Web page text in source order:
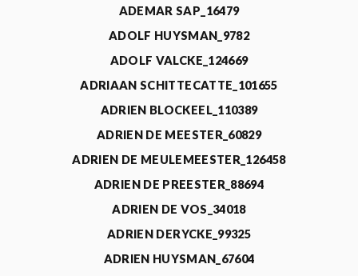
ADEMAR SAP_16479
ADOLF HUYSMAN_9782
ADOLF VALCKE_124669
ADRIAAN SCHITTECATTE_101655
ADRIEN BLOCKEEL_110389
ADRIEN DE MEESTER_60829
ADRIEN DE MEULEMEESTER_126458
ADRIEN DE PREESTER_88694
ADRIEN DE VOS_34018
ADRIEN DERYCKE_99325
ADRIEN HUYSMAN_67604